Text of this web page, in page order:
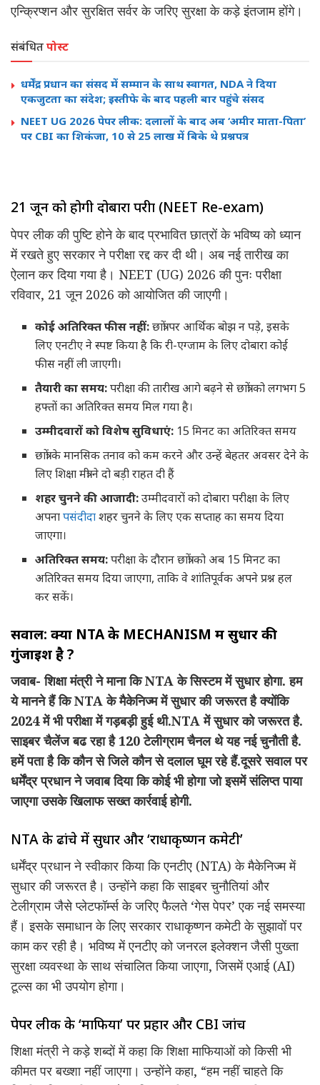
एन्क्रिप्शन और सुरक्षित सर्वर के जरिए सुरक्षा के कड़े इंतजाम होंगे।
संबंधितपोस्ट
धर्मेंद्र प्रधान का संसद में सम्मान के साथ स्वागत, NDA ने दिया
एकजुटता का संदेश; इस्तीफे के बाद पहली बार पहुंचे संसद
NEET UG 2026 पेपर लीक: दलालों के बाद अब ‘अमीर माता-पिता’
पर CBI का शिकंजा, 10 से 25 लाख में बिके थे प्रश्नपत्र
21 जून को होगी दोबारा परीक्षा (NEET Re-exam)
पेपर लीक की पुष्टि होने के बाद प्रभावित छात्रों के भविष्य को ध्यान
में रखते हुए सरकार ने परीक्षा रद्द कर दी थी। अब नई तारीख का
ऐलान कर दिया गया है। NEET (UG) 2026 की पुनः परीक्षा
रविवार, 21 जून 2026 को आयोजित की जाएगी।
कोई अतिरिक्त फीस नहीं:छात्रों पर आर्थिक बोझ न पड़े, इसके
लिए एनटीए ने स्पष्ट किया है कि री-एग्जाम के लिए दोबारा कोई
फीस नहीं ली जाएगी।
तैयारी का समय:परीक्षा की तारीख आगे बढ़ने से छात्रों को लगभग 5
हफ्तों का अतिरिक्त समय मिल गया है।
उम्मीदवारों को विशेष सुविधाएं: 15 मिनट का अतिरिक्त समय
छात्रों के मानसिक तनाव को कम करने और उन्हें बेहतर अवसर देने के
लिए शिक्षा मंत्री ने दो बड़ी राहत दी हैं
शहर चुनने की आजादी:उम्मीदवारों को दोबारा परीक्षा के लिए
अपनापसंदीदाशहर चुनने के लिए एक सप्ताह का समय दिया
जाएगा।
अतिरिक्त समय:परीक्षा के दौरान छात्रों को अब 15 मिनट का
अतिरिक्त समय दिया जाएगा, ताकि वे शांतिपूर्वक अपने प्रश्न हल
कर सकें।
सवाल: क्या NTA के MECHANISM में सुधार की
गुंजाइश है ?
जवाब- शिक्षा मंत्री ने माना कि NTA के सिस्टम में सुधार होगा. हम
ये मानने हैं कि NTA के मैकेनिज्म में सुधार की जरूरत है क्योंकि
2024 में भी परीक्षा में गड़बड़ी हुई थी.NTA में सुधार को जरूरत है.
साइबर चैलेंज बढ रहा है 120 टेलीग्राम चैनल थे यह नई चुनौती है.
हमें पता है कि कौन से जिले कौन से दलाल घूम रहे हैं.दूसरे सवाल पर
धर्मेंद्र प्रधान ने जवाब दिया कि कोई भी होगा जो इसमें संलिप्त पाया
जाएगा उसके खिलाफ सख्त कार्रवाई होगी.
NTA के ढांचे में सुधार और ‘राधाकृष्णन कमेटी’
धर्मेंद्र प्रधान ने स्वीकार किया कि एनटीए (NTA) के मैकेनिज्म में
सुधार की जरूरत है। उन्होंने कहा कि साइबर चुनौतियां और
टेलीग्राम जैसे प्लेटफॉर्म्स के जरिए फैलते ‘गेस पेपर’ एक नई समस्या
हैं। इसके समाधान के लिए सरकार राधाकृष्णन कमेटी के सुझावों पर
काम कर रही है। भविष्य में एनटीए को जनरल इलेक्शन जैसी पुख्ता
सुरक्षा व्यवस्था के साथ संचालित किया जाएगा, जिसमें एआई (AI)
टूल्स का भी उपयोग होगा।
पेपर लीक के ‘माफिया’ पर प्रहार और CBI जांच
शिक्षा मंत्री ने कड़े शब्दों में कहा कि शिक्षा माफियाओं को किसी भी
कीमत पर बख्शा नहीं जाएगा। उन्होंने कहा, “हम नहीं चाहते कि